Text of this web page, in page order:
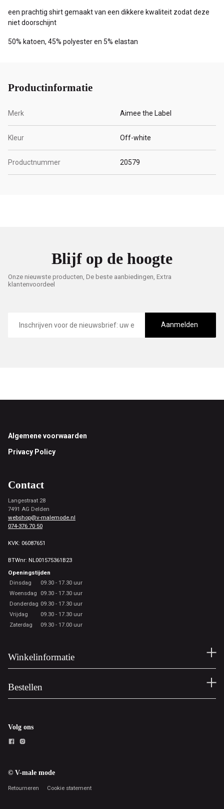
een prachtig shirt gemaakt van een dikkere kwaliteit zodat deze
niet doorschijnt
50% katoen, 45% polyester en 5% elastan
Productinformatie
Merk Aimee the Label
Kleur Off-white
Productnummer 20579
Blijf op de hoogte
Onze nieuwste producten, De beste aanbiedingen, Extra
klantenvoordeel
mailadres
Aanmelden
Footer
Algemene voorwaarden
Privacy Policy
Contact
Langestraat 28
7491 AG Delden
webshop@v-malemode.nl
074-376 70 50
KVK: 06087651
BTWnr: NL001575361B23
Openingstijden
Dinsdag
09.30 - 17.30 uur
Woensdag
09.30 - 17.30 uur
Donderdag 09.30 - 17.30 uur
Vrijdag
09.30 - 17.30 uur
Zaterdag
09.30 - 17.00 uur
Winkelinformatie
Bestellen
Volg ons
© V-male mode
Retourneren Cookie statement